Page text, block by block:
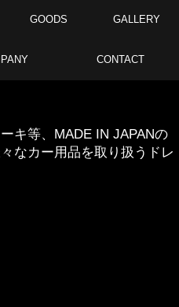
GOODS GALLERY
CONTACT
キ等、MADE IN JAPANの
なカー用品を取り扱うドレ